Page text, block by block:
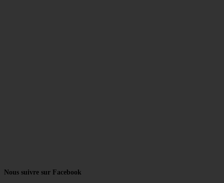
Nous suivre sur Facebook